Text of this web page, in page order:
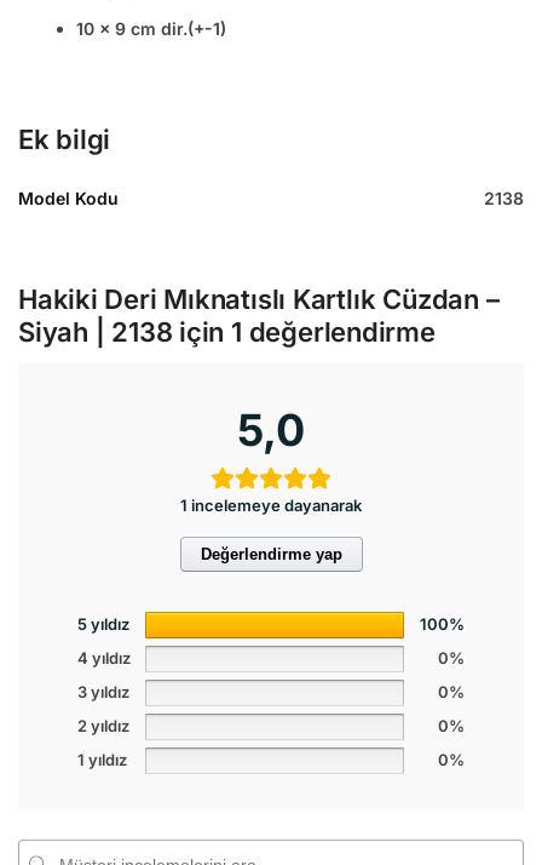
10 x 9 cm dir.(+-1)
Ek bilgi
Model Kodu 2138
Hakiki Deri Mıknatıslı Kartlık Cüzdan –
Siyah | 2138 için 1 değerlendirme
5,0
1 incelemeye dayanarak
Değerlendirme yap
5 yıldız
100%
4 yıldız
0%
3 yıldız
0%
2 yıldız
0%
1 yıldız
0%